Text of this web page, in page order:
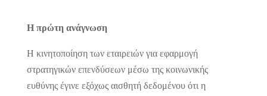
Η πρώτη ανάγνωση
Η κινητοποίηση των εταιρειών για εφαρμογή
στρατηγικών επενδύσεων μέσω της κοινωνικής
ευθύνης έγινε εξόχως αισθητή δεδομένου ότι η